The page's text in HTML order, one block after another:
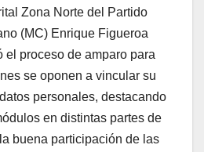
Zona Norte del Partido
(MC) Enrique Figueroa
el proceso de amparo para
se oponen a vincular su
personales, destacando
en distintas partes de
buena participación de las